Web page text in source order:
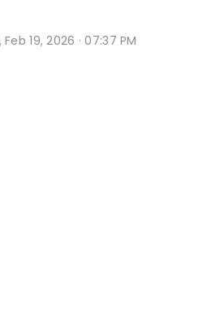
Feb 19, 2026 · 07:37 PM